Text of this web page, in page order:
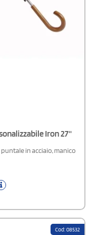
Iron 27''
in acciaio, manico
Cod: 08532